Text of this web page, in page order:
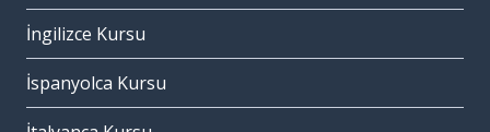
İngilizce Kursu
İspanyolca Kursu